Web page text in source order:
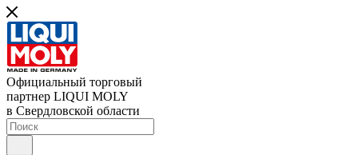
Официальный торговый
партнер LIQUI MOLY
в Свердловской области